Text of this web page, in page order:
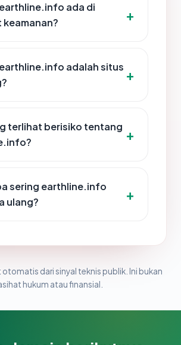
ada di
adalah situs
terlihat berisiko tentang
sering earthline.info
ulang?
dari sinyal teknis publik. Ini bukan
hukum atau finansial.